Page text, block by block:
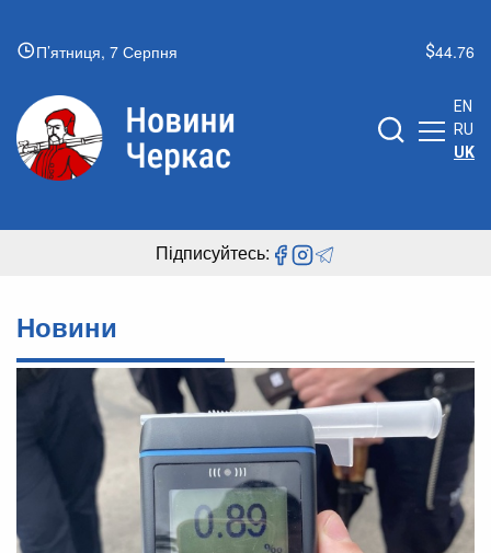
П’ятниця, 7 Серпня 44.76
EN
RU
UK
Підписуйтесь:
Новини